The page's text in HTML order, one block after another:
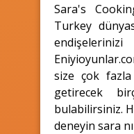
Sara's
Turkey
size çok
getirecek
bulabilirsiniz.
deneyin sara